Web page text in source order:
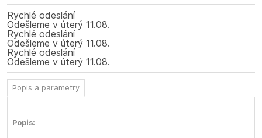
Rychlé odeslání
Odešleme v úterý 11.08.
Rychlé odeslání
Odešleme v úterý 11.08.
Rychlé odeslání
Odešleme v úterý 11.08.
Popis a parametry
Popis: